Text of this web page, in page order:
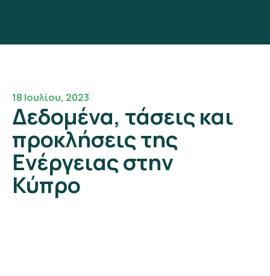
18 Ιουλίου, 2023
Δεδομένα, τάσεις και
προκλήσεις της
Ενέργειας στην
Κύπρο